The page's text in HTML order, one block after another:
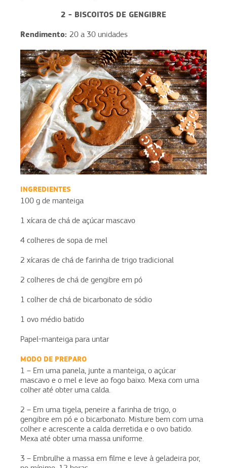
2 - BISCOITOS DE GENGIBRE
Rendimento: 20 a 30 unidades
INGREDIENTES
100 g de manteiga
1 xícara de chá de açúcar mascavo
4 colheres de sopa de mel
2 xícaras de chá de farinha de trigo tradicional
2 colheres de chá de gengibre em pó
1 colher de chá de bicarbonato de sódio
1 ovo médio batido
Papel-manteiga para untar
MODO DE PREPARO
1 – Em uma panela, junte a manteiga, o açúcar
mascavo e o mel e leve ao fogo baixo. Mexa com uma
colher até obter uma calda.
2 – Em uma tigela, peneire a farinha de trigo, o
gengibre em pó e o bicarbonato. Misture bem com uma
colher e acrescente a calda derretida e o ovo batido.
Mexa até obter uma massa uniforme.
3 – Embrulhe a massa em filme e leve à geladeira por,